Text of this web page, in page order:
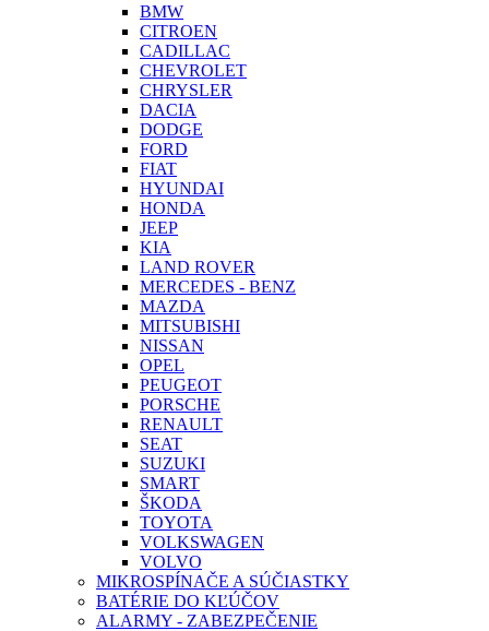
BMW
CITROEN
CADILLAC
CHEVROLET
CHRYSLER
DACIA
DODGE
FORD
FIAT
HYUNDAI
HONDA
JEEP
KIA
LAND ROVER
MERCEDES - BENZ
MAZDA
MITSUBISHI
NISSAN
OPEL
PEUGEOT
PORSCHE
RENAULT
SEAT
SUZUKI
SMART
ŠKODA
TOYOTA
VOLKSWAGEN
VOLVO
MIKROSPÍNAČE A SÚČIASTKY
BATÉRIE DO KĽÚČOV
ALARMY - ZABEZPEČENIE